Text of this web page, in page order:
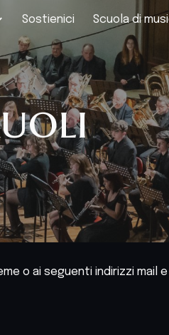
to navigation
Sostienici
o ai seguenti indirizzi